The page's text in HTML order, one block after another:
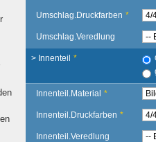
Umschlag.Druckfarben *
Umschlag.Veredlung
> Innenteil *
Innenteil.Material *
Innenteil.Druckfarben *
Innenteil.Veredlung